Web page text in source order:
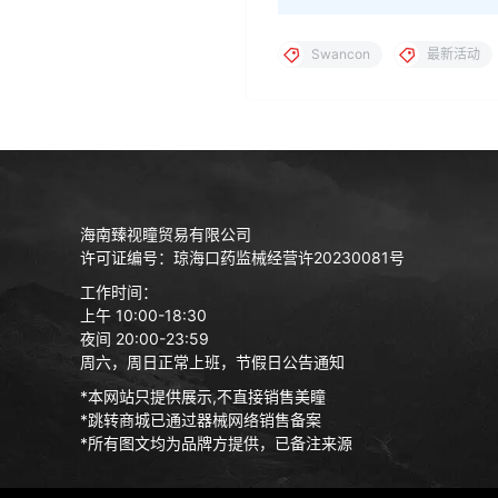
Swancon 最新活动
海南臻视瞳贸易有限公司
许可证编号：琼海口药监械经营许20230081号
工作时间：
上午 10:00-18:30
夜间 20:00-23:59
周六，周日正常上班，节假日公告通知
*本网站只提供展示,不直接销售美瞳
*跳转商城已通过器械网络销售备案
*所有图文均为品牌方提供，已备注来源